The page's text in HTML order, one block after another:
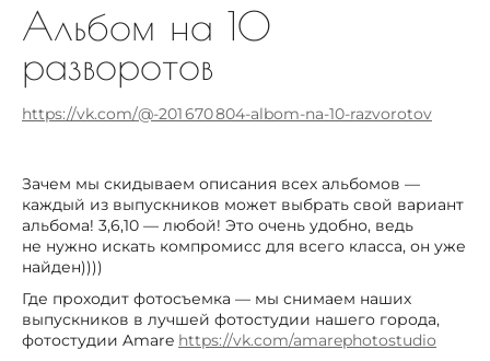
Альбом на 10
разворотов
https://vk.com/@-201 670 804-albom-na-10-razvorotov
Зачем мы скидываем описания всех альбомов —
каждый из выпускников может выбрать свой вариант
альбома! 3,6,10 — любой! Это очень удобно, ведь
не нужно искать компромисс для всего класса, он уже
найден))))
Где проходит фотосъемка — мы снимаем наших
выпускников в лучшей фотостудии нашего города,
фотостудии Amare https://vk.com/amarephotostudio